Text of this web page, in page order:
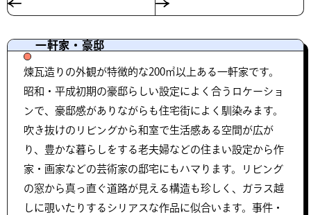
一軒家・豪邸
煉瓦造りの外観が特徴的な200㎡以上ある一軒家です。
昭和・平成初期の豪邸らしい設定によく合うロケーショ
ンで、豪邸感がありながらも住宅街によく馴染みます。
吹き抜けのリビングから和室で生活感ある空間が広が
り、豊かな暮らしをする老夫婦などの住まい設定から作
家・画家などの芸術家の邸宅にもハマります。リビング
の窓から真っ直ぐ道路が見える構造も珍しく、ガラス越
しに覗いたりするシリアスな作品に似合います。事件・